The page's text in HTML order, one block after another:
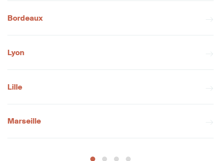
Bordeaux
Lyon
Lille
Marseille